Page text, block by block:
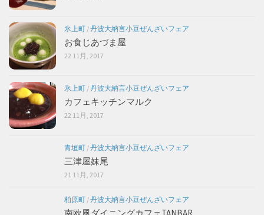
氷上町 /丹波大納言小豆ぜんざいフェア
お食じあづま屋
22 11月, 2017
氷上町 /丹波大納言小豆ぜんざいフェア
カフェキッチンマルク
22 11月, 2017
青垣町 /丹波大納言小豆ぜんざいフェア
三津屋妹尾
21 11月, 2017
柏原町 /丹波大納言小豆ぜんざいフェア
南欧風ダイニングカフェTANBAR